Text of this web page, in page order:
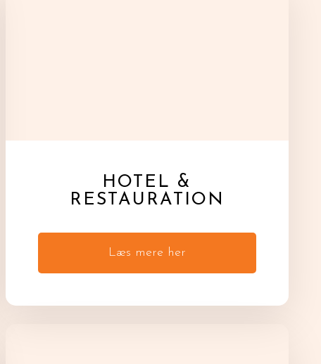
HOTEL &
RESTAURATION
Læs mere her